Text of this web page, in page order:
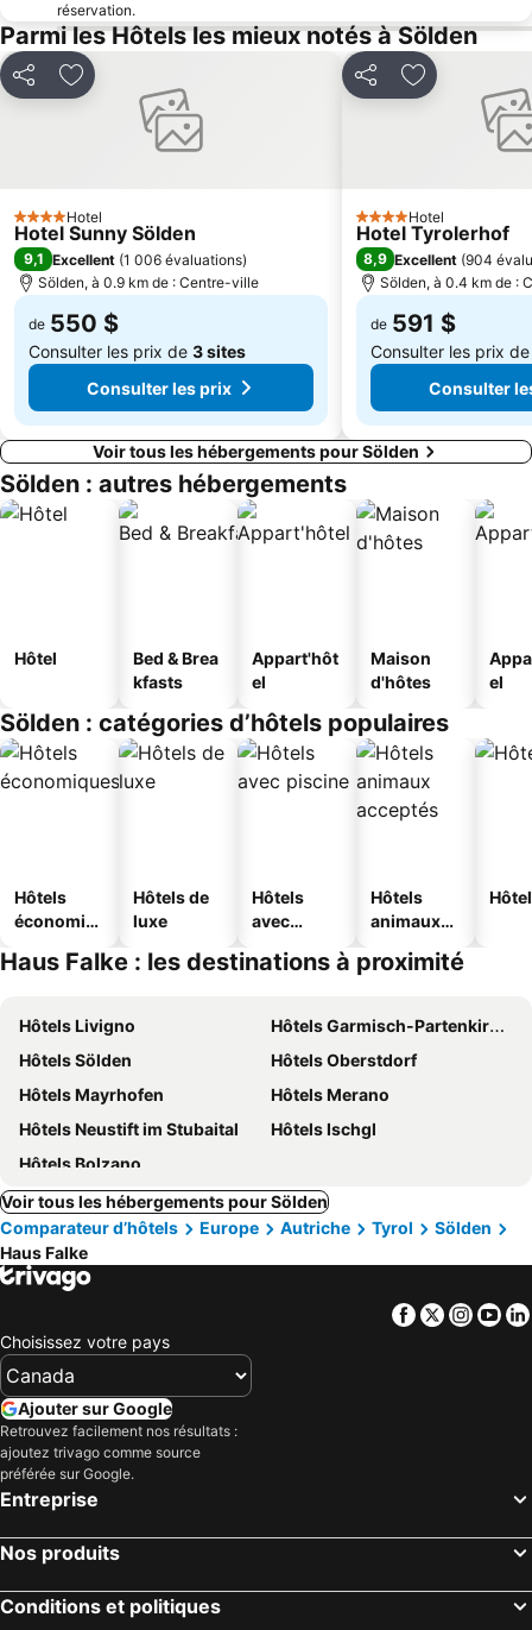
réservation.
Parmi les Hôtels les mieux notés à Sölden
PartagerAjouter à mes favoris
4 ÉtoilesHotel
Hotel Sunny Sölden
9,1 Excellent (1 006 évaluations)
Sölden, à 0.9 km de : Centre-ville
de 550 $
Consulter les prix de 3 sites
Consulter les prix
PartagerAjouter à
4 ÉtoilesHotel
Hotel Tyrolerhof
8,9 Excellent (904
Sölden, à 0.4 km de :
de 591 $
Consulter les prix
Consulter
Voir tous les hébergements pour Sölden
Sölden : autres hébergements
Hôtel
Bed & Brea
kfasts
Appart'hôt
el
Maison
d'hôtes
el
Sölden : catégories d’hôtels populaires
Hôtels
économiq
Hôtels de
luxe
Hôtels
avec
Hôtels
animaux
Haus Falke : les destinations à proximité
Hôtels Livigno
Hôtels Garmisch-Partenkirchen
Hôtels Sölden
Hôtels Oberstdorf
Hôtels Mayrhofen
Hôtels Merano
Hôtels Neustift im Stubaital
Hôtels Ischgl
Hôtels Bolzano
Voir tous les hébergements pour Sölden
Comparateur d’hôtels
Europe Autriche Tyrol
Sölden
Haus Falke
Facebook
Twitter
Choisissez votre pays
Ajouter sur Google
Retrouvez facilement nos résultats :
ajoutez trivago comme source
préférée sur Google.
Entreprise
Nos produits
Conditions et politiques